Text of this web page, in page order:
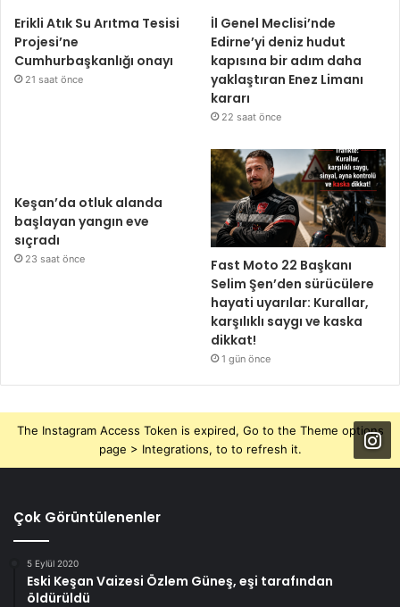
Erikli Atık Su Arıtma Tesisi
Projesi’ne
Cumhurbaşkanlığı onayı
21 saat önce
İl Genel Meclisi’nde
Edirne’yi deniz hudut
kapısına bir adım daha
yaklaştıran Enez Limanı
kararı
22 saat önce
Keşan’da otluk alanda
başlayan yangın eve
sıçradı
23 saat önce
Fast Moto 22 Başkanı
Selim Şen’den sürücülere
hayati uyarılar: Kurallar,
karşılıklı saygı ve kaska
dikkat!
1 gün önce
The Instagram Access Token is expired, Go to the Theme options
page > Integrations, to to refresh it.
Çok Görüntülenenler
5 Eylül 2020
Eski Keşan Vaizesi Özlem Güneş, eşi tarafından
öldürüldü